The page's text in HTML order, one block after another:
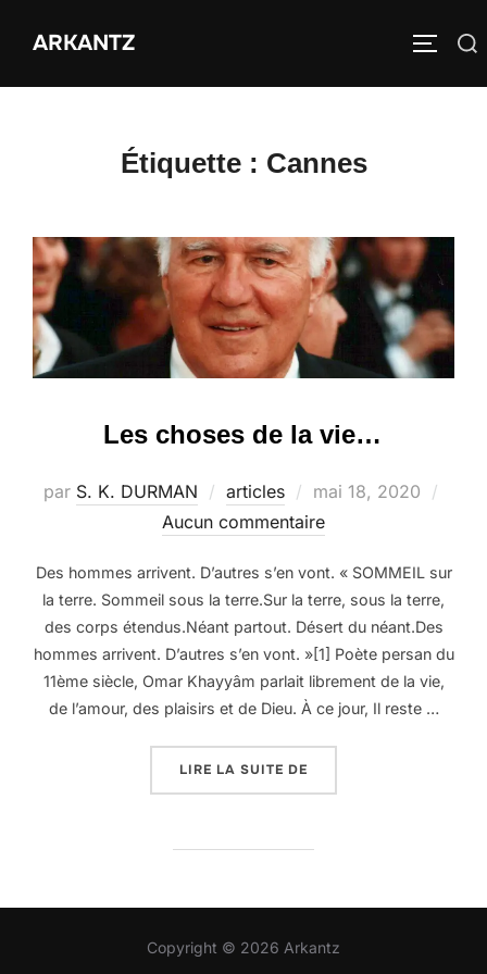
ARKANTZ Rechercher :
Étiquette : Cannes
Les choses de la vie…
par S. K. DURMAN articles
Publié
le
mai 18, 2020
Aucun commentaire
Des hommes arrivent. D’autres s’en vont. « SOMMEIL sur
la terre. Sommeil sous la terre.Sur la terre, sous la terre,
des corps étendus.Néant partout. Désert du néant.Des
hommes arrivent. D’autres s’en vont. »[1] Poète persan du
11ème siècle, Omar Khayyâm parlait librement de la vie,
de l’amour, des plaisirs et de Dieu. À ce jour, Il reste …
LIRE LA SUITE DE
Copyright © 2026 Arkantz